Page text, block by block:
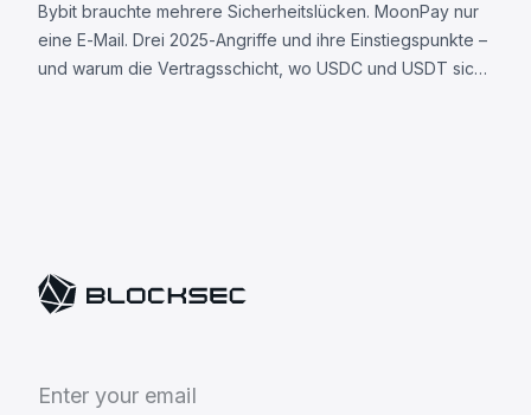
Bybit brauchte mehrere Sicherheitslücken. MoonPay nur
eine E-Mail. Drei 2025-Angriffe und ihre Einstiegspunkte –
und warum die Vertragsschicht, wo USDC und USDT sich
Enter your email